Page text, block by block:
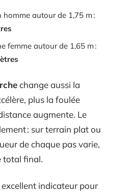
autour de 1,75 m :
femme autour de 1,65 m :
change aussi la
plus la foulée
augmente. Le
: sur terrain plat ou
de chaque pas varie,
total final.
excellent indicateur pour